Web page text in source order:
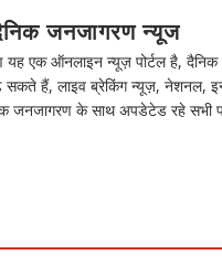
जनजागरण न्यूज
एक ऑनलाइन न्यूज़ पोर्टल है,
हैं, लाइव ब्रेकिंग न्यूज़, नेशनल,
जनजागरण के साथ अपडेटेड रहे सभी